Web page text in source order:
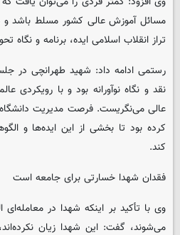
مسائل آموزش عالی کشور مسلط باشد و
تراز انقلاب اسلامی ایده، برنامه و نگاه
رستمی ادامه داد: شهید طهرانچی در
نقد و نگاه نوآورانه بود و با رویکردی
عالی می‌نگریست. فرصت مدیریت دانشگاه
کرده بود تا بخشی از این ایده‌ها و
کند.
فقدان شهدا خسارتی برای جامعه است
وی با تأکید بر اینکه شهدا در
می‌شوند، گفت: این شهدا زیان